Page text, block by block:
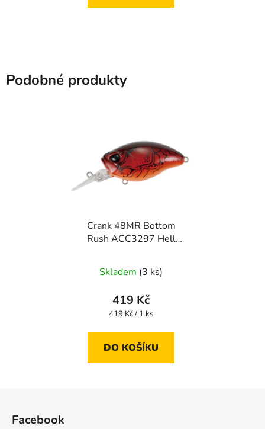
Podobné produkty
Crank 48MR Bottom
Rush ACC3297 Hell
Skladem (3 ks)
419 Kč
Měrná
419 Kč / 1 ks
DO KOŠÍKU
Facebook